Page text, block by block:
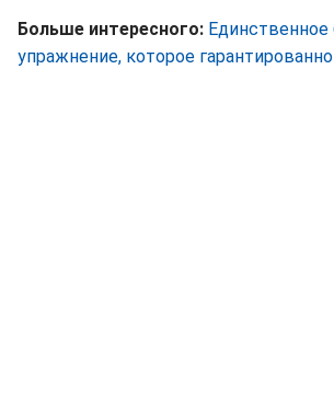
Больше интересного: Единственное
упражнение, которое